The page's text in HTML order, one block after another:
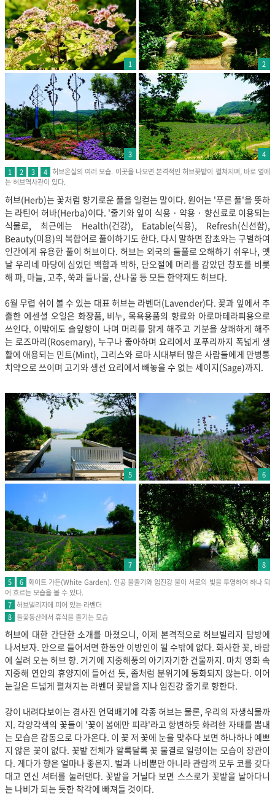
1 2
3
4
1
2 3 4 허브온실의 여러 모습. 이곳을 나오면 본격적인 허브꽃밭이 펼쳐지며, 바로 옆에
는 허브역사관이 있다.
허브(Herb)는 꽃처럼 향기로운 풀을 일컫는 말이다. 원어는 '푸른 풀'을 뜻하
는 라틴어 허바(Herba)이다. '줄기와 잎이 식용 · 약용 · 향신료로 이용되는
식물로, 최근에는 Health(건강), Eatable(식용), Refresh(신선함),
Beauty(미용)의 복합어로 풀이하기도 한다. 다시 말하면 잡초와는 구별하여
인간에게 유용한 풀이 허브이다. 허브는 외국의 들풀로 오해하기 쉬우나, 옛
날 우리네 마당에 심었던 백합과 박하, 단오절에 머리를 감았던 창포를 비롯
해 파, 마늘, 고추, 쑥과 들나물, 산나물 등 모든 한약재도 허브다.
6월 무렵 쉬이 볼 수 있는 대표 허브는 라벤더(Lavender)다. 꽃과 잎에서 추
출한 에센셜 오일은 화장품, 비누, 목욕용품의 향료와 아로마테라피용으로
쓰인다. 이밖에도 솔잎향이 나며 머리를 맑게 해주고 기분을 상쾌하게 해주
는 로즈마리(Rosemary), 누구나 좋아하며 요리에서 포푸리까지 폭넓게 생
활에 애용되는 민트(Mint), 그리스와 로마 시대부터 많은 사람들에게 만병통
치약으로 쓰이며 고기와 생선 요리에서 빼놓을 수 없는 세이지(Sage)까지.
5 6
7
8
5
6 화이트 가든(White Garden). 인공 물줄기와 임진강 물이 서로의 빛을 투영하여 하나 되
어 흐르는 모습을 볼 수 있다.
7 허브빌리지에 피어 있는 라벤더
8 들꽃동산에서 휴식을 즐기는 모습
허브에 대한 간단한 소개를 마쳤으니, 이제 본격적으로 허브빌리지 탐방에
나서보자. 안으로 들어서면 한동안 이방인이 될 수밖에 없다. 화사한 꽃, 바람
에 실려 오는 허브 향. 거기에 지중해풍의 아기자기한 건물까지. 마치 영화 속
지중해 연안의 휴양지에 들어선 듯, 좀처럼 분위기에 동화되지 않는다. 이어
눈길은 드넓게 펼쳐지는 라벤더 꽃밭을 지나 임진강 줄기로 향한다.
강이 내려다보이는 경사진 언덕배기에 각종 허브는 물론, 우리의 자생식물까
지. 각양각색의 꽃들이 '꽃이 봄에만 피랴'라고 항변하듯 화려한 자태를 뽐내
는 모습은 감동으로 다가온다. 이 꽃 저 꽃에 눈을 맞추다 보면 하나하나 예쁘
지 않은 꽃이 없다. 꽃밭 전체가 알록달록 꽃 물결로 일렁이는 모습이 장관이
다. 게다가 향은 얼마나 좋은지. 벌과 나비뿐만 아니라 관람객 모두 코를 갖다
대고 연신 셔터를 눌러댄다. 꽃밭을 거닐다 보면 스스로가 꽃밭을 날아다니
는 나비가 되는 듯한 착각에 빠져들 것이다.